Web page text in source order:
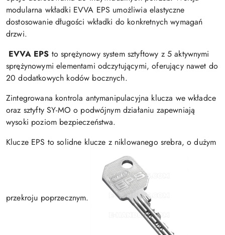
modularna wkładki EVVA EPS umożliwia elastyczne
dostosowanie długości wkładki do konkretnych wymagań
drzwi.
EVVA EPS to sprężynowy system sztyftowy z 5 aktywnymi
sprężynowymi elementami odczytującymi, oferujący nawet do
20 dodatkowych kodów bocznych.
Zintegrowana kontrola antymanipulacyjna klucza we wkładce
oraz sztyfty SY-MO o podwójnym działaniu zapewniają
wysoki poziom bezpieczeństwa.
Klucze EPS to solidne klucze z niklowanego srebra, o dużym
przekroju poprzecznym.